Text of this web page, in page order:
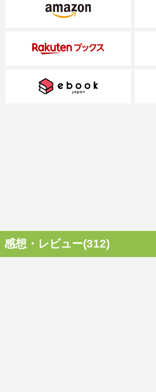
感想・レビュー(312)